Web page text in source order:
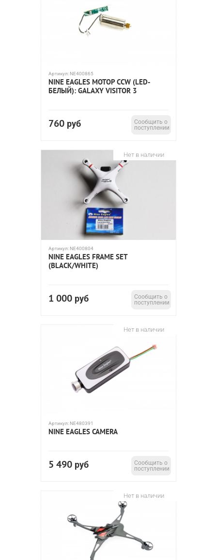
Артикул: NE400865
NINE EAGLES МОТОР CCW (LED-
БЕЛЫЙ): GALAXY VISITOR 3
760 руб
Сообщить о
поступлении
Нет в наличии
Артикул: NE400804
NINE EAGLES FRAME SET
(BLACK/WHITE)
1 000 руб
Сообщить о
поступлении
Нет в наличии
Артикул: NE480391
NINE EAGLES CAMERA
5 490 руб
Сообщить о
поступлении
Нет в наличии